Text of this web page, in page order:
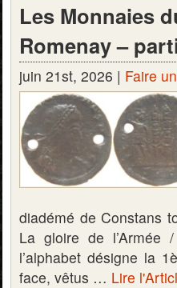
Les Monnaies
Romenay –
juin 21st, 2026 | Faire
diadémé de Constans
La gloire de l’Armée
l’alphabet désigne la
face, vêtus … Lire